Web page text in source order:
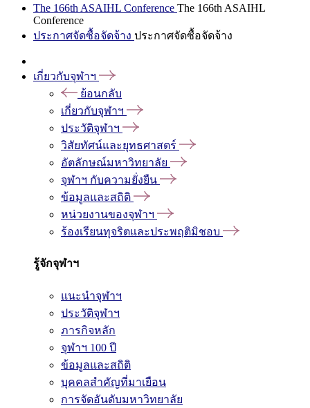
The 166th ASAIHL Conference The 166th ASAIHL
Conference
ประกาศจัดซื้อจัดจ้าง ประกาศจัดซื้อจัดจ้าง
เกี่ยวกับจุฬาฯ
ย้อนกลับ
เกี่ยวกับจุฬาฯ
ประวัติจุฬาฯ
วิสัยทัศน์และยุทธศาสตร์
อัตลักษณ์มหาวิทยาลัย
จุฬาฯ กับความยั่งยืน
ข้อมูลและสถิติ
หน่วยงานของจุฬาฯ
ร้องเรียนทุจริตและประพฤติมิชอบ
รู้จักจุฬาฯ
แนะนำจุฬาฯ
ประวัติจุฬาฯ
ภารกิจหลัก
จุฬาฯ 100 ปี
ข้อมูลและสถิติ
บุคคลสำคัญที่มาเยือน
การจัดอันดับมหาวิทยาลัย